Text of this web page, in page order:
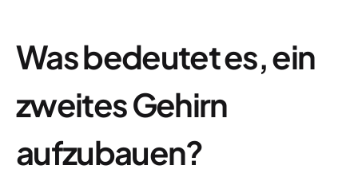
Was bedeutet es, ein
zweites Gehirn
aufzubauen?